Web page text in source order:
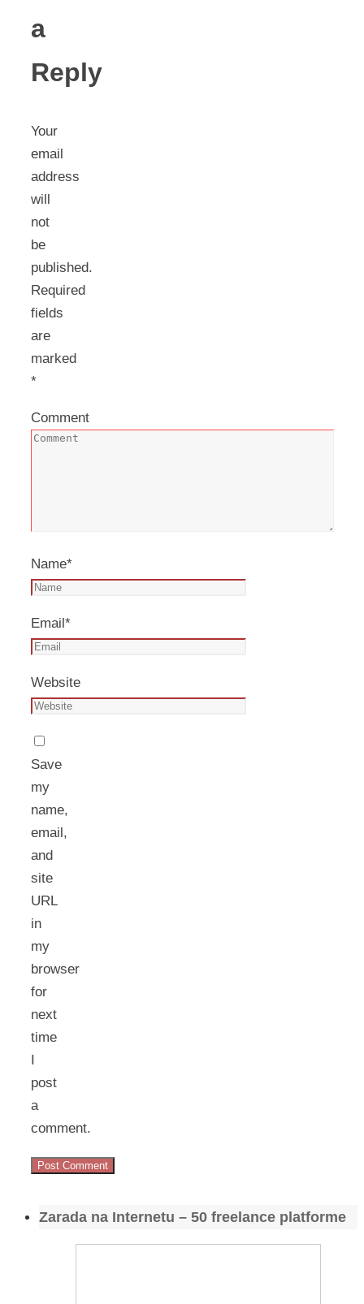
a
Reply
Your
email
address
will
not
be
published.
Required
fields
are
marked
*
Comment
Name*
Email*
Website
Save
my
name,
email,
and
site
URL
in
my
browser
for
next
time
I
post
a
comment.
Zarada na Internetu – 50 freelance platforme